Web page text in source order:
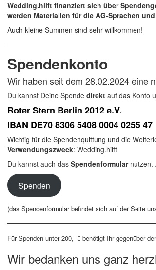
Wedding.hilft finanziert sich über
werden Materialien für die AG-Sprachen
Auch kleine Summen sind sehr willkommen!
Spendenkonto
Wir haben seit dem 28.02.2024 eine
Du kannst Deine Spende direkt auf das Konto
Roter Stern Berlin 2012 e.V.
IBAN DE70 8306 5408 0004 0255 47
Wichtig für die Spendenquittung und die
Verwendungszweck: Wedding.hilft
Du kannst auch das Spendenformular nutzen.
Spenden
(das Spendenformular befindet sich auf der Seite
Für Spenden unter 200,–€ benötigt Ihr gegenüber
Wir bedanken uns ganz